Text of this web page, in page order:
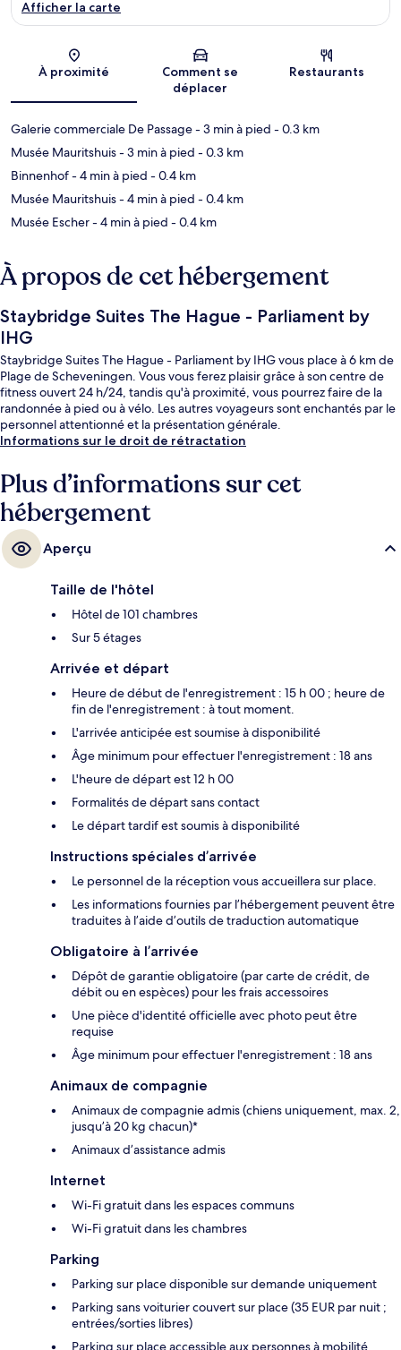
Carte
Afficher la carte
À proximité
Comment se
déplacer
Restaurants
Galerie commerciale De Passage- 3 min à pied - 0.3 km
Musée Mauritshuis- 3 min à pied - 0.3 km
Binnenhof- 4 min à pied - 0.4 km
Musée Mauritshuis- 4 min à pied - 0.4 km
Musée Escher- 4 min à pied - 0.4 km
À propos de cet hébergement
Staybridge Suites The Hague - Parliament by
IHG
Staybridge Suites The Hague - Parliament by IHG vous place à 6 km de
Plage de Scheveningen. Vous vous ferez plaisir grâce à son centre de
fitness ouvert 24 h/24, tandis qu'à proximité, vous pourrez faire de la
randonnée à pied ou à vélo. Les autres voyageurs sont enchantés par le
personnel attentionné et la présentation générale.
Informations sur le droit de rétractation
Plus d’informations sur cet
hébergement
Aperçu
Taille de l'hôtel
Hôtel de 101 chambres
Sur 5 étages
Arrivée et départ
Heure de début de l'enregistrement : 15 h 00 ; heure de
fin de l'enregistrement : à tout moment.
L'arrivée anticipée est soumise à disponibilité
Âge minimum pour effectuer l'enregistrement : 18 ans
L'heure de départ est 12 h 00
Formalités de départ sans contact
Le départ tardif est soumis à disponibilité
Instructions spéciales d’arrivée
Le personnel de la réception vous accueillera sur place.
Les informations fournies par l’hébergement peuvent être
traduites à l’aide d’outils de traduction automatique
Obligatoire à l’arrivée
Dépôt de garantie obligatoire (par carte de crédit, de
débit ou en espèces) pour les frais accessoires
Une pièce d'identité officielle avec photo peut être
requise
Âge minimum pour effectuer l'enregistrement : 18 ans
Animaux de compagnie
Animaux de compagnie admis (chiens uniquement, max. 2,
jusqu’à 20 kg chacun)*
Animaux d’assistance admis
Internet
Wi-Fi gratuit dans les espaces communs
Wi-Fi gratuit dans les chambres
Parking
Parking sur place disponible sur demande uniquement
Parking sans voiturier couvert sur place (35 EUR par nuit ;
entrées/sorties libres)
Parking sur place accessible aux personnes à mobilité